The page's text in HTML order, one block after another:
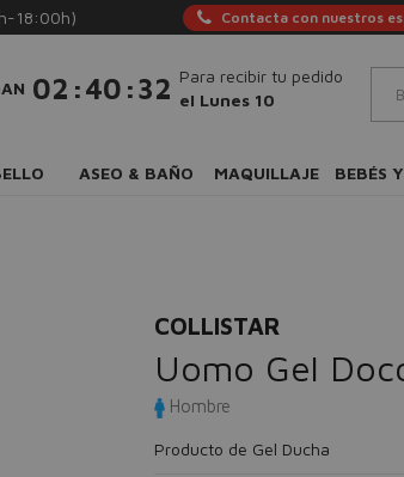
18:00h) Contacta con nuestros
02 :40 :31 Para recibir tu pedido
el Lunes 10
ASEO & BAÑO MAQUILLAJE BEBÉS
COLLISTAR
Uomo Gel
Hombre
Producto de Gel Ducha